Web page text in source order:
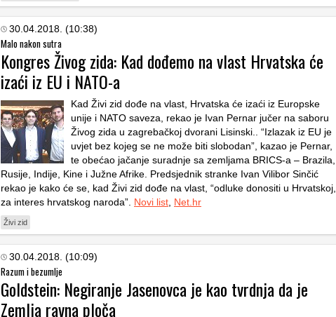
30.04.2018. (10:38)
Malo nakon sutra
Kongres Živog zida: Kad dođemo na vlast Hrvatska će
izaći iz EU i NATO-a
Kad Živi zid dođe na vlast, Hrvatska će izaći iz Europske
unije i NATO saveza, rekao je Ivan Pernar jučer na saboru
Živog zida u zagrebačkoj dvorani Lisinski.. “Izlazak iz EU je
uvjet bez kojeg se ne može biti slobodan”, kazao je Pernar,
te obećao jačanje suradnje sa zemljama BRICS-a – Brazila,
Rusije, Indije, Kine i Južne Afrike. Predsjednik stranke Ivan Vilibor Sinčić
rekao je kako će se, kad Živi zid dođe na vlast, “odluke donositi u Hrvatskoj,
za interes hrvatskog naroda”. Novi list Net.hr
Živi zid
30.04.2018. (10:09)
Razum i bezumlje
Goldstein: Negiranje Jasenovca je kao tvrdnja da je
Zemlja ravna ploča